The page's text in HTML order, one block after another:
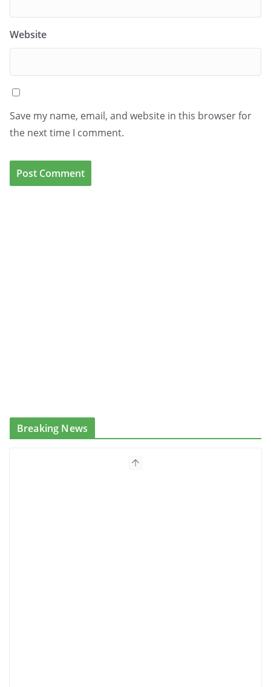
Website
Save my name, email, and website in this browser for
the next time I comment.
Breaking News